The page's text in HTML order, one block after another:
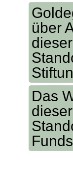
über
Das